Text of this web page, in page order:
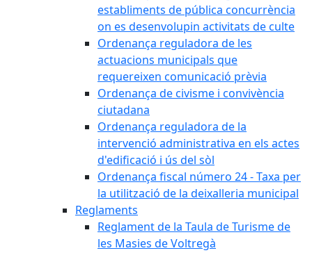
establiments de pública concurrència
on es desenvolupin activitats de culte
Ordenança reguladora de les
actuacions municipals que
requereixen comunicació prèvia
Ordenança de civisme i convivència
ciutadana
Ordenança reguladora de la
intervenció administrativa en els actes
d'edificació i ús del sòl
Ordenança fiscal número 24 - Taxa per
la utilització de la deixalleria municipal
Reglaments
Reglament de la Taula de Turisme de
les Masies de Voltregà